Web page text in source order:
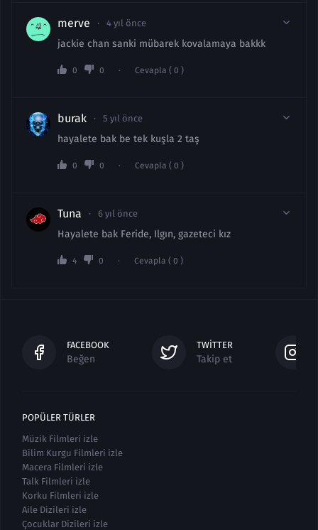
merve 4 yıl önce
jackie chan sanki mübarek kovalamaya bakkk
0 0 Cevapla ( 0 )
burak 5 yıl önce
hayalete bak be tek kuşla 2 taş
0 0 Cevapla ( 0 )
Tuna 6 yıl önce
Hayalete bak Feride, Ilgın, gazeteci kız
4 0 Cevapla ( 0 )
FACEBOOK
Beğen
TWITTER
Takip et
POPÜLER TÜRLER
Müzik Filmleri izle
Bilim Kurgu Filmleri izle
Macera Filmleri izle
Talk Filmleri izle
Korku Filmleri izle
Aile Dizileri izle
Çocuklar Dizileri izle